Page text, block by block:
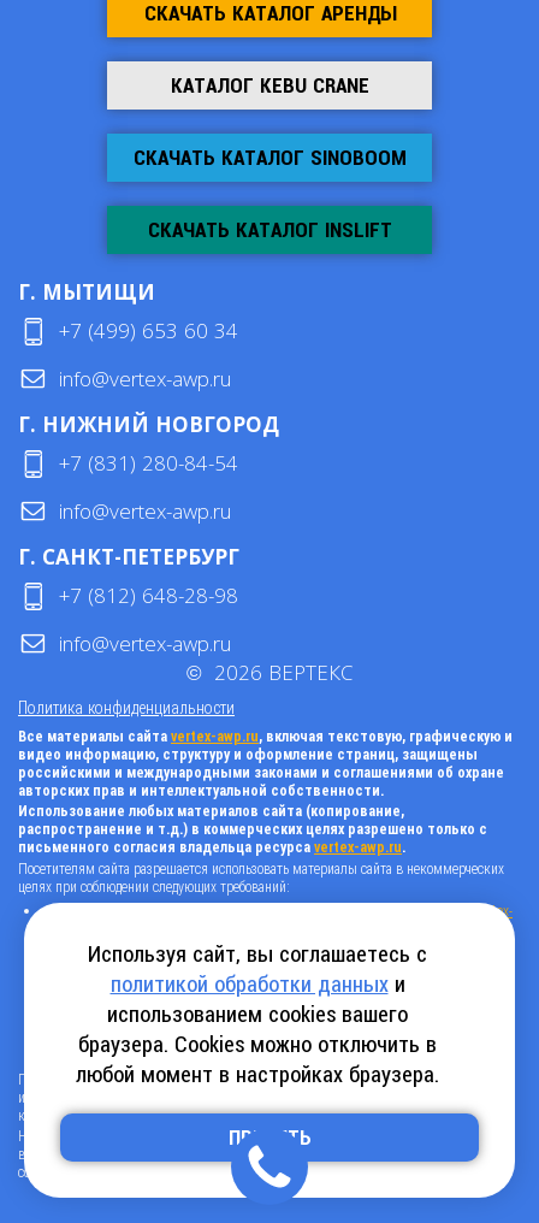
СКАЧАТЬ КАТАЛОГ АРЕНДЫ
КАТАЛОГ KEBU CRANE
СКАЧАТЬ КАТАЛОГ SINOBOOM
СКАЧАТЬ КАТАЛОГ INSLIFT
Г. МЫТИЩИ
+7 (499) 653 60 34
info@vertex-awp.ru
Г. НИЖНИЙ НОВГОРОД
+7 (831) 280-84-54
info@vertex-awp.ru
Г. САНКТ-ПЕТЕРБУРГ
+7 (812) 648-28-98
info@vertex-awp.ru
Политика конфиденциальности
© 2026 ВЕРТЕКС
Все материалы сайта vertex-awp.ru, включая текстовую, графическую и
видео информацию, структуру и оформление страниц, защищены
российскими и международными законами и соглашениями об охране
авторских прав и интеллектуальной собственности.
Использование любых материалов сайта (копирование,
распространение и т.д.) в коммерческих целях разрешено только с
письменного согласия владельца ресурса vertex-awp.ru.
Посетителям сайта разрешается использовать материалы сайта в некоммерческих
целях при соблюдении следующих требований:
поставить прямую активную гиперссылку на оригинал в виде: «источник
vertex-
системами, т.е. запрещено применять «noindex», «nofollow» и любые другие
способы, нельзя использовать редирект в ссылках;
все ссылки, имеющиеся в тексте материала, должны оставаться в неизменном
виде и быть прямыми и активными;
в случае регулярного использования материалов сайтаvertex-awp.ru
активная ссылка на ресурс должна быть размещена на главной странице вашего
сайта (в любом видимом месте).
Посетителям сайта разрешается копировать/скачивать только следующую
информацию: бланки, анкеты, каталоги, промокоды на скидки, адреса офисов,
контактные телефоны и контактную информацию.
Нарушение вышеуказанных положений является нарушением авторских прав и
влечет наступление гражданской, административной и уголовной ответственности в
соответствии с действующим законодательством.
Используя сайт, вы соглашаетесь с
политикой обработки данныхи
использованием cookies вашего
браузера. Cookies можно отключить в
любой момент в настройках браузера.
ПРИНЯТЬ